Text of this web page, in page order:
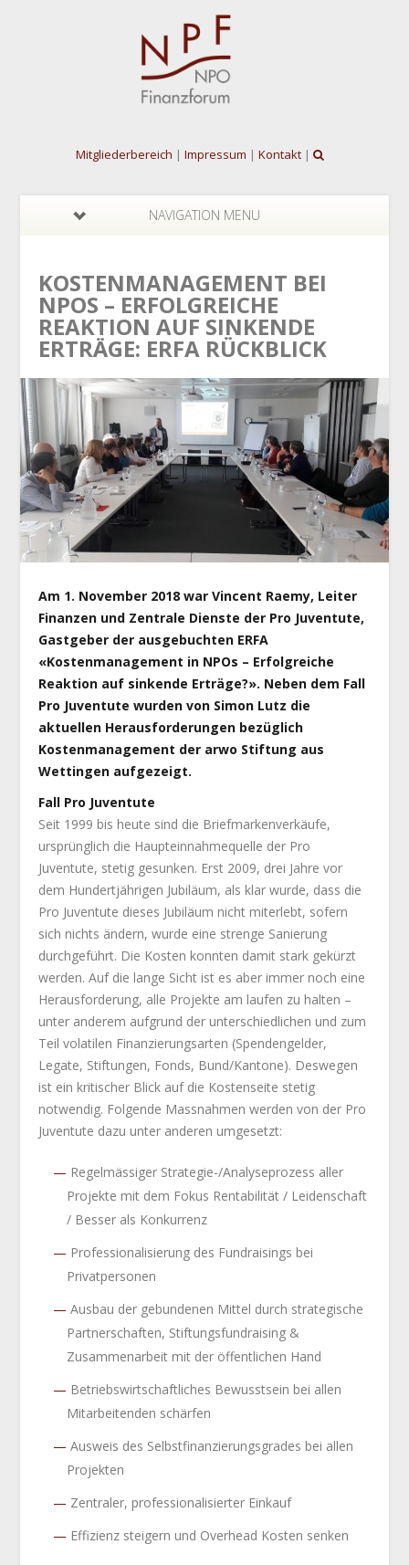
Mitgliederbereich | Impressum | Kontakt|
NAVIGATION MENU
KOSTENMANAGEMENT BEI
NPOS – ERFOLGREICHE
REAKTION AUF SINKENDE
ERTRÄGE: ERFA RÜCKBLICK
Am 1. November 2018 war Vincent Raemy, Leiter
Finanzen und Zentrale Dienste der Pro Juventute,
Gastgeber der ausgebuchten ERFA
«Kostenmanagement in NPOs – Erfolgreiche
Reaktion auf sinkende Erträge?». Neben dem Fall
Pro Juventute wurden von Simon Lutz die
aktuellen Herausforderungen bezüglich
Kostenmanagement der arwo Stiftung aus
Wettingen aufgezeigt.
Fall Pro Juventute
Seit 1999 bis heute sind die Briefmarkenverkäufe,
ursprünglich die Haupteinnahmequelle der Pro
Juventute, stetig gesunken. Erst 2009, drei Jahre vor
dem Hundertjährigen Jubiläum, als klar wurde, dass die
Pro Juventute dieses Jubiläum nicht miterlebt, sofern
sich nichts ändern, wurde eine strenge Sanierung
durchgeführt. Die Kosten konnten damit stark gekürzt
werden. Auf die lange Sicht ist es aber immer noch eine
Herausforderung, alle Projekte am laufen zu halten –
unter anderem aufgrund der unterschiedlichen und zum
Teil volatilen Finanzierungsarten (Spendengelder,
Legate, Stiftungen, Fonds, Bund/Kantone). Deswegen
ist ein kritischer Blick auf die Kostenseite stetig
notwendig. Folgende Massnahmen werden von der Pro
Juventute dazu unter anderen umgesetzt:
Regelmässiger Strategie-/Analyseprozess aller
Projekte mit dem Fokus Rentabilität / Leidenschaft
/ Besser als Konkurrenz
Professionalisierung des Fundraisings bei
Privatpersonen
Ausbau der gebundenen Mittel durch strategische
Partnerschaften, Stiftungsfundraising &
Zusammenarbeit mit der öffentlichen Hand
Betriebswirtschaftliches Bewusstsein bei allen
Mitarbeitenden schärfen
Ausweis des Selbstfinanzierungsgrades bei allen
Projekten
Zentraler, professionalisierter Einkauf
Effizienz steigern und Overhead Kosten senken